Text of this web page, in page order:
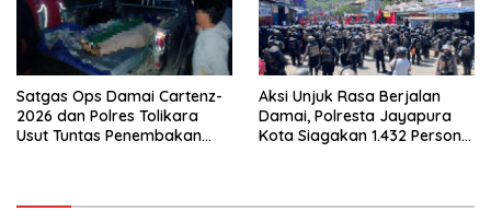
Satgas Ops Damai Cartenz-
2026 dan Polres Tolikara
Usut Tuntas Penembakan
Aksi Unjuk Rasa Berjalan
Damai, Polresta Jayapura
Kota Siagakan 1.432 Personel